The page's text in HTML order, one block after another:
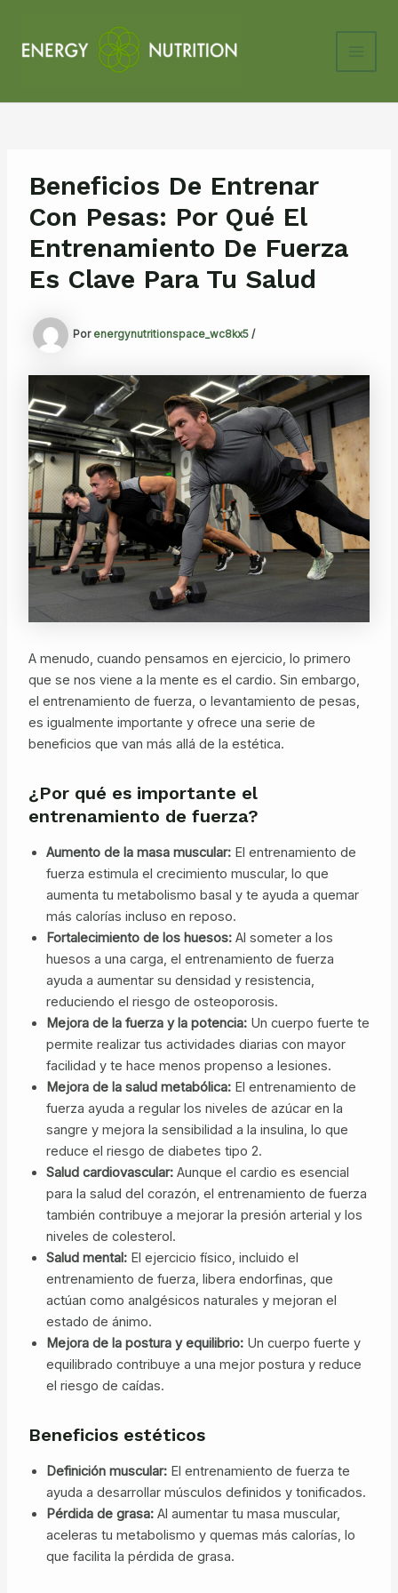
contenido
Main
Beneficios De Entrenar
Con Pesas: Por Qué El
Entrenamiento De Fuerza
Es Clave Para Tu Salud
Por energynutritionspace_wc8kx5 /
A menudo, cuando pensamos en ejercicio, lo primero
que se nos viene a la mente es el cardio. Sin embargo,
el entrenamiento de fuerza, o levantamiento de pesas,
es igualmente importante y ofrece una serie de
beneficios que van más allá de la estética.
¿Por qué es importante el
entrenamiento de fuerza?
Aumento de la masa muscular:El entrenamiento de
fuerza estimula el crecimiento muscular, lo que
aumenta tu metabolismo basal y te ayuda a quemar
más calorías incluso en reposo.
Fortalecimiento de los huesos:Al someter a los
huesos a una carga, el entrenamiento de fuerza
ayuda a aumentar su densidad y resistencia,
reduciendo el riesgo de osteoporosis.
Mejora de la fuerza y la potencia:Un cuerpo fuerte te
permite realizar tus actividades diarias con mayor
facilidad y te hace menos propenso a lesiones.
Mejora de la salud metabólica:El entrenamiento de
fuerza ayuda a regular los niveles de azúcar en la
sangre y mejora la sensibilidad a la insulina, lo que
reduce el riesgo de diabetes tipo 2.
Salud cardiovascular:Aunque el cardio es esencial
para la salud del corazón, el entrenamiento de fuerza
también contribuye a mejorar la presión arterial y los
niveles de colesterol.
Salud mental:El ejercicio físico, incluido el
entrenamiento de fuerza, libera endorfinas, que
actúan como analgésicos naturales y mejoran el
estado de ánimo.
Mejora de la postura y equilibrio:Un cuerpo fuerte y
equilibrado contribuye a una mejor postura y reduce
el riesgo de caídas.
Beneficios estéticos
Definición muscular:El entrenamiento de fuerza te
ayuda a desarrollar músculos definidos y tonificados.
Pérdida de grasa:Al aumentar tu masa muscular,
aceleras tu metabolismo y quemas más calorías, lo
que facilita la pérdida de grasa.